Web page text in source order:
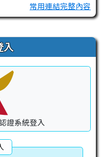
常用連結完整內容
入
證系統登入